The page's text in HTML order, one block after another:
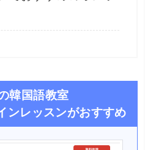
韓国語教室
ンレッスンがおすすめ